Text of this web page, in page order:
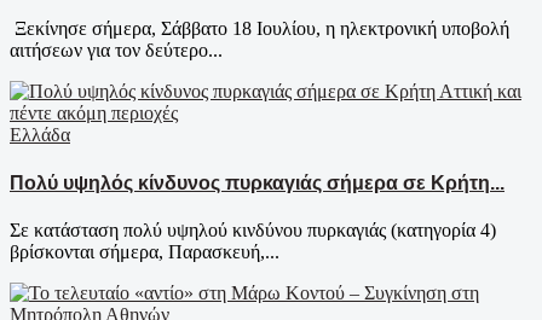
Ξεκίνησε σήμερα, Σάββατο 18 Ιουλίου, η ηλεκτρονική υποβολή
αιτήσεων για τον δεύτερο...
Ελλάδα
Πολύ υψηλός κίνδυνος πυρκαγιάς σήμερα σε Κρήτη...
Σε κατάσταση πολύ υψηλού κινδύνου πυρκαγιάς (κατηγορία 4)
βρίσκονται σήμερα, Παρασκευή,...